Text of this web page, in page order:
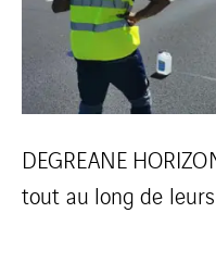
DEGREANE
tout au long de